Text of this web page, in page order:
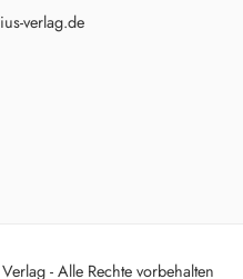
verlag.de
- Alle Rechte vorbehalten